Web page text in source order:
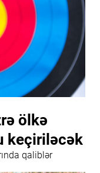
ölkə
keçiriləcək
qaliblər